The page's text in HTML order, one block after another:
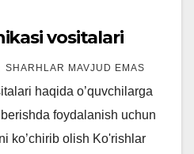
vositalari
SHARHLAR MAVJUD EMAS
haqida o’quvchilarga
foydalanish uchun
ko’chirib olish Ko'rishlar